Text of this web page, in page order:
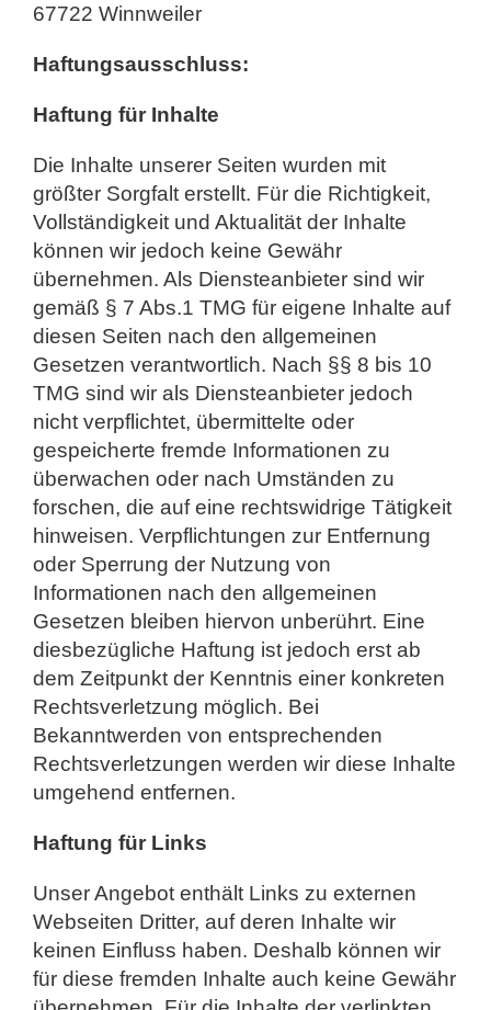
67722 Winnweiler
Haftungsausschluss:
Haftung für Inhalte
Die Inhalte unserer Seiten wurden mit
größter Sorgfalt erstellt. Für die Richtigkeit,
Vollständigkeit und Aktualität der Inhalte
können wir jedoch keine Gewähr
übernehmen. Als Diensteanbieter sind wir
gemäß § 7 Abs.1 TMG für eigene Inhalte auf
diesen Seiten nach den allgemeinen
Gesetzen verantwortlich. Nach §§ 8 bis 10
TMG sind wir als Diensteanbieter jedoch
nicht verpflichtet, übermittelte oder
gespeicherte fremde Informationen zu
überwachen oder nach Umständen zu
forschen, die auf eine rechtswidrige Tätigkeit
hinweisen. Verpflichtungen zur Entfernung
oder Sperrung der Nutzung von
Informationen nach den allgemeinen
Gesetzen bleiben hiervon unberührt. Eine
diesbezügliche Haftung ist jedoch erst ab
dem Zeitpunkt der Kenntnis einer konkreten
Rechtsverletzung möglich. Bei
Bekanntwerden von entsprechenden
Rechtsverletzungen werden wir diese Inhalte
umgehend entfernen.
Haftung für Links
Unser Angebot enthält Links zu externen
Webseiten Dritter, auf deren Inhalte wir
keinen Einfluss haben. Deshalb können wir
für diese fremden Inhalte auch keine Gewähr